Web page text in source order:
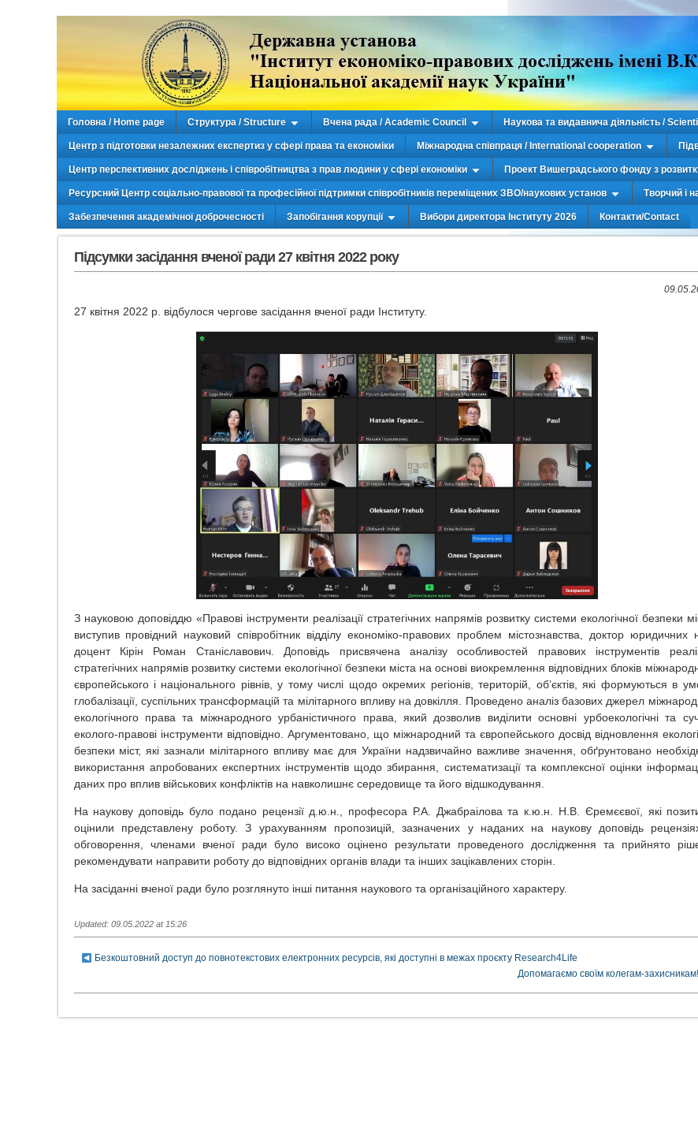
Головна / Home page Структура / Structure Вчена рада / Academic Council Наукова та видавнича діяльність /
Центр з підготовки незалежних експертиз у сфері права та економіки Міжнародна співпраця / International cooperation
Центр перспективних досліджень і співробітництва з прав людини у сфері економіки Проект Вишеградського фонду з
Ресурсний Центр соціально-правової та професійної підтримки співробітників переміщених ЗВО/наукових установ Творчий і
Забезпечення академічної доброчесності Запобігання корупції Вибори директора Інституту 2026 Контакти/Contact
Підсумки засідання вченої ради 27 квітня 2022 року
27 квітня 2022 р. відбулося чергове засідання вченої ради Інституту.
З науковою доповіддю «Правові інструменти реалізації стратегічних напрямів розвитку системи екологічної безпеки
виступив провідний науковий співробітник відділу економіко-правових проблем містознавства, доктор юридичних
доцент Кірін Роман Станіславович. Доповідь присвячена аналізу особливостей правових інструментів
стратегічних напрямів розвитку системи екологічної безпеки міста на основі виокремлення відповідних блоків
європейського і національного рівнів, у тому числі щодо окремих регіонів, територій, об’єктів, які формуються в
глобалізації, суспільних трансформацій та мілітарного впливу на довкілля. Проведено аналіз базових джерел
екологічного права та міжнародного урбаністичного права, який дозволив виділити основні урбоекологічні та
еколого-правові інструменти відповідно. Аргументовано, що міжнародний та європейського досвід відновлення
безпеки міст, які зазнали мілітарного впливу має для України надзвичайно важливе значення, обґрунтовано
використання апробованих експертних інструментів щодо збирання, систематизації та комплексної оцінки
даних про вплив військових конфліктів на навколишнє середовище та його відшкодування.
На наукову доповідь було подано рецензії д.ю.н., професора Р.А. Джабраілова та к.ю.н. Н.В. Єремєєвої, які
оцінили представлену роботу. З урахуванням пропозицій, зазначених у наданих на наукову доповідь
обговорення, членами вченої ради було високо оцінено результати проведеного дослідження та прийнято
рекомендувати направити роботу до відповідних органів влади та інших зацікавлених сторін.
На засіданні вченої ради було розглянуто інші питання наукового та організаційного характеру.
Updated: 09.05.2022 at 15:26
Безкоштовний доступ до повнотекстових електронних ресурсів, які доступні в межах проєкту Research4Life
Допомагаємо своїм колегам-захисникам!